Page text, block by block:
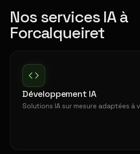
Nos services IA à
Forcalqueiret
Développement IA
Solutions IA sur mesure adaptées à